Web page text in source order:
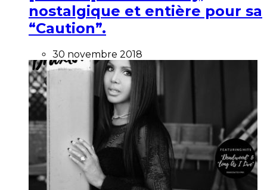
nostalgique et entière pour sa
“Caution”.
30 novembre 2018